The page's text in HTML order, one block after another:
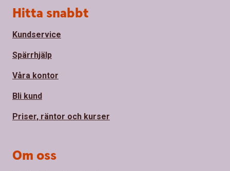
Sidfot
Hitta snabbt
Kundservice
Spärrhjälp
Våra kontor
Bli kund
Priser, räntor och kurser
Om oss